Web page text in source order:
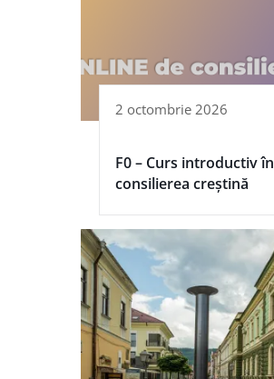
2 octombrie 2026
F0 – Curs introductiv în
consilierea creștină